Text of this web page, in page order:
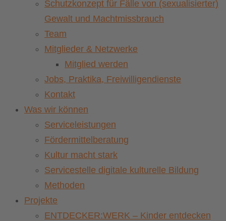
Schutzkonzept für Fälle von (sexualisierter)
Gewalt und Machtmissbrauch
Team
Mitglieder & Netzwerke
Mitglied werden
Jobs, Praktika, Freiwilligendienste
Kontakt
Was wir können
Serviceleistungen
Fördermittelberatung
Kultur macht stark
Servicestelle digitale kulturelle Bildung
Methoden
Projekte
ENTDECKER:WERK – Kinder entdecken